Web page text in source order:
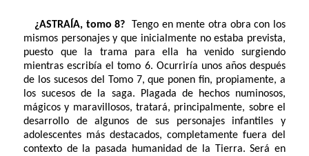
¿ASTRAÍA, tomo 8? Tengo en mente otra obra con los
mismos personajes y que inicialmente no estaba prevista,
puesto que la trama para ella ha venido surgiendo
mientras escribía el tomo 6. Ocurriría unos años después
de los sucesos del Tomo 7, que ponen fin, propiamente, a
los sucesos de la saga. Plagada de hechos numinosos,
mágicos y maravillosos, tratará, principalmente, sobre el
desarrollo de algunos de sus personajes infantiles y
adolescentes más destacados, completamente fuera del
contexto de la pasada humanidad de la Tierra. Será en